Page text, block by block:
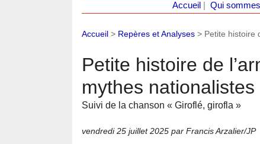
Accueil Qui
Accueil > Repères et Analyses > Petite histoire
Petite histoire de
mythes nationalistes
Suivi de la chanson « Giroflé, girofla »
vendredi 25 juillet 2025 par Francis Arzalier/JP